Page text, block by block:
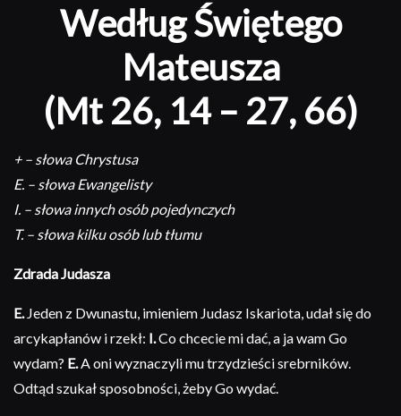
Według Świętego
Mateusza
(Mt 26, 14 – 27, 66)
+ – słowa Chrystusa
E. – słowa Ewangelisty
I. – słowa innych osób pojedynczych
T. – słowa kilku osób lub tłumu
Zdrada Judasza
E.Jeden z Dwunastu, imieniem Judasz Iskariota, udał się do
arcykapłanów i rzekł: I.Co chcecie mi dać, a ja wam Go
wydam? E.A oni wyznaczyli mu trzydzieści srebrników.
Odtąd szukał sposobności, żeby Go wydać.